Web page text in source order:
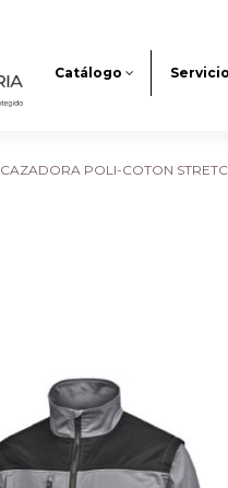
Catálogo
CAZADORA POLI-COTON